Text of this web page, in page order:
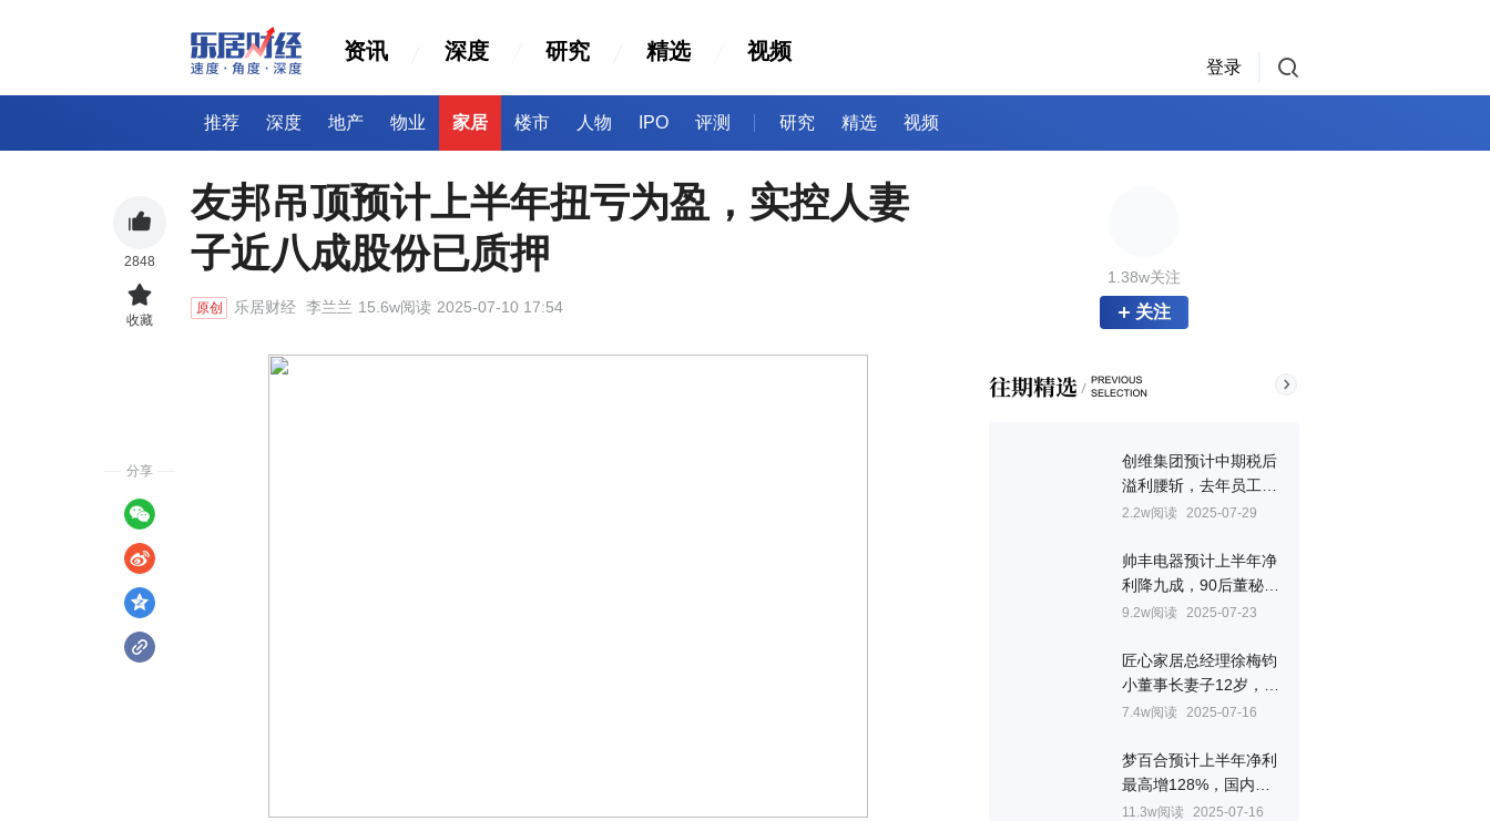
资讯 深度 研究 精选 视频
登录
推荐 深度 地产 物业 家居 楼市 人物 IPO 评测 研究 精选 视频
1.38w关注
关注
创维集团预计中期税后
溢利腰斩，去年员工流
失率38%
2.2w阅读 2025-07-29
帅丰电器预计上半年净
利降九成，90后董秘王
中杰去年涨薪
9.2w阅读 2025-07-23
匠心家居总经理徐梅钧
小董事长妻子12岁，去
年涨薪182万元
7.4w阅读 2025-07-16
梦百合预计上半年净利
最高增128%，国内外
市场开拓与自主品牌建
11.3w阅读 2025-07-16
友邦吊顶预计上半年扭亏为盈，实控人妻
子近八成股份已质押
原创 乐居财经 李兰兰 15.6w阅读 2025-07-10 17:54
2848
收藏
分享